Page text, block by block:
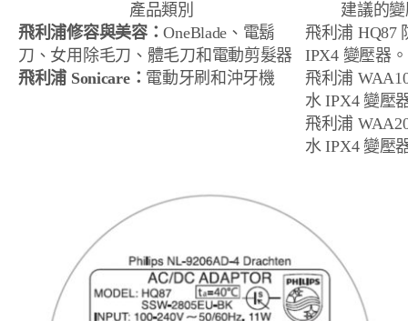
產品類別
建議的
飛利浦修容與美容：OneBlade、電鬍
刀、女用除毛刀、體毛刀和電動剪髮器
飛利浦 HQ87
IPX4 變壓器
飛利浦 Sonicare： 電動牙刷和沖牙機
飛利浦
水 IPX4 變壓
飛利浦
水 IPX4 變壓